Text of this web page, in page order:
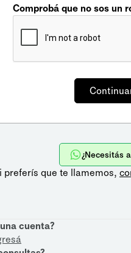
Comprobá que no sos un
¿Necesitás
preferís que te llamemos,
cuenta?